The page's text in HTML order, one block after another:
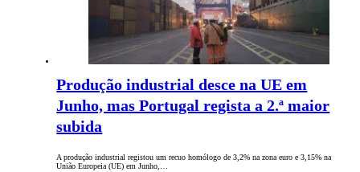
Produção industrial desce na UE em
Junho, mas Portugal regista a 2.ª maior
subida
A produção industrial registou um recuo homólogo de 3,2% na zona euro e 3,15% na
União Europeia (UE) em Junho,…